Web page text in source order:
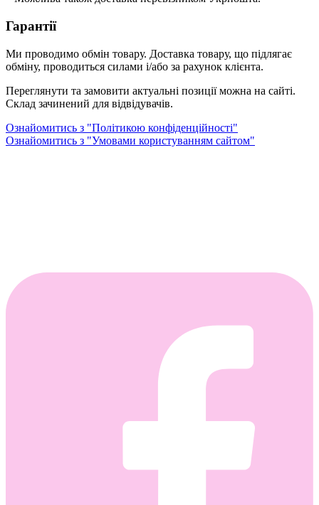
Гарантії
Ми проводимо обмін товару. Доставка товару, що підлягає
обміну, проводиться силами і/або за рахунок клієнта.
Переглянути та замовити актуальні позиції можна на сайті.
Склад зачинений для відвідувачів.
Ознайомитись з "Політикою конфіденційності"
Ознайомитись з "Умовами користуванням сайтом"